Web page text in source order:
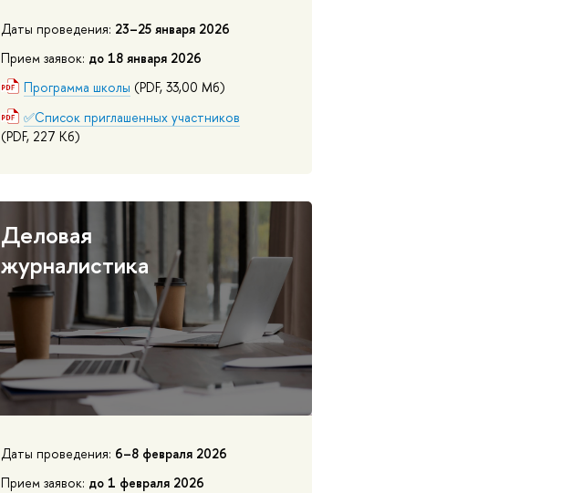
Даты проведения: 23–25 января 2026
Прием заявок: до 18 января 2026
Программа школы (PDF, 33,00 Мб)
✅Список приглашенных участников
(PDF, 227 Кб)
Деловая
журналистика
Даты проведения: 6–8 февраля 2026
Прием заявок: до 1 февраля 2026